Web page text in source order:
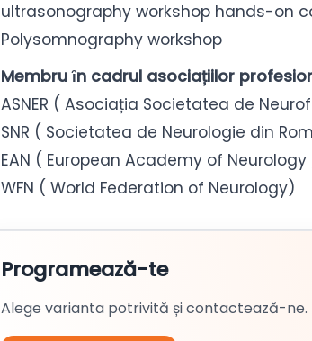
ultrasonography workshop hands-on
Polysomnography workshop
Membru ȋn cadrul asociațiilor
ASNER ( Asociația Societatea de
SNR ( Societatea de Neurologie din
EAN ( European Academy of
WFN ( World Federation of Neurology)
Programează-te
Alege varianta potrivită și contactează-ne.